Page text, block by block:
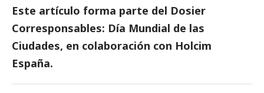
Este artículo forma parte del Dosier
Corresponsables: Día Mundial de las
Ciudades, en colaboración con Holcim
España.